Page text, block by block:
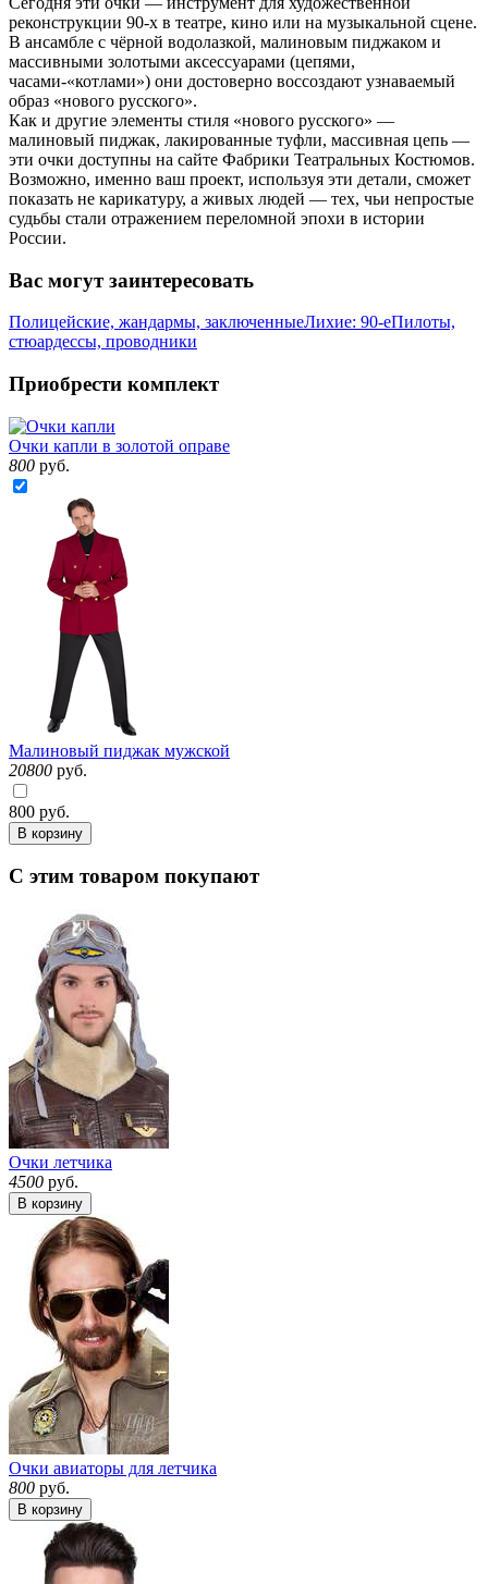
реконструкции 90-х в театре, кино или на музыкальной сцене.
В ансамбле с чёрной водолазкой, малиновым пиджаком и
массивными золотыми аксессуарами (цепями,
часами-«котлами») они достоверно воссоздают узнаваемый
образ «нового русского».
Как и другие элементы стиля «нового русского» —
малиновый пиджак, лакированные туфли, массивная цепь —
эти очки доступны на сайте Фабрики Театральных Костюмов.
Возможно, именно ваш проект, используя эти детали, сможет
показать не карикатуру, а живых людей — тех, чьи непростые
судьбы стали отражением переломной эпохи в истории
России.
Вас могут заинтересовать
Полицейские, жандармы, заключенныеЛихие: 90-еПилоты,
стюардессы, проводники
Приобрести комплект
Очки капли в золотой оправе
800 руб.
Малиновый пиджак мужской
20800 руб.
800 руб.
В корзину
С этим товаром покупают
Очки летчика
4500 руб.
В корзину
Очки авиаторы для летчика
800 руб.
В корзину